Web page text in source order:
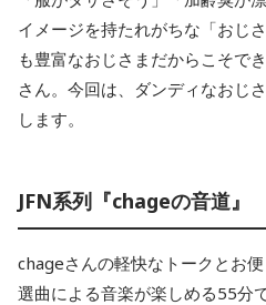
イメージを持たれがちな「おじ
も豊富なおじさまだからこそで
さん。今回は、ダンディなおじ
します。
JFN系列『chageの音道』
chageさんの軽快なトークとお
選曲による音楽が楽しめる55分